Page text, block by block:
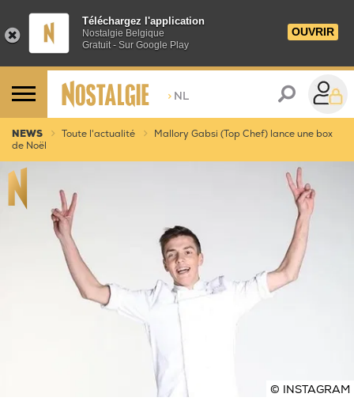
Téléchargez l'application
Nostalgie Belgique
Gratuit - Sur Google Play
OUVRIR
> NL
NEWS Toute l'actualité
Mallory Gabsi (Top Chef) lance une box
de Noël
© INSTAGRAM